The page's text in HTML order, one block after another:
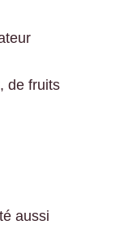
de fruits
aussi